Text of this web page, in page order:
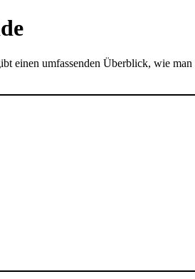
einen umfassenden Überblick, wie man